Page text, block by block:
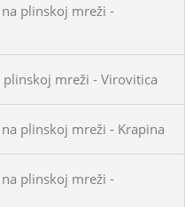
plinskoj mreži -
mreži - Virovitica
plinskoj mreži - Krapina
plinskoj mreži -